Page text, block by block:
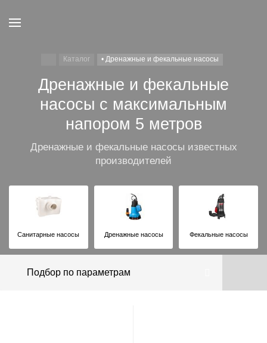
Каталог • Дренажные и фекальные насосы
Дренажные и фекальные
насосы с максимальным
напором 5 метров
Дренажные и фекальные насосы известных
производителей
Санитарные насосы Дренажные насосы Фекальные насосы
Подбор по параметрам